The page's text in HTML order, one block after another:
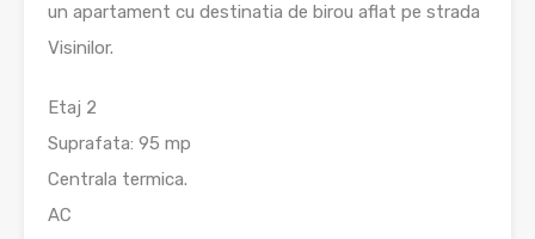
un apartament cu destinatia de birou aflat pe strada
Visinilor.
Etaj 2
Suprafata: 95 mp
Centrala termica.
AC